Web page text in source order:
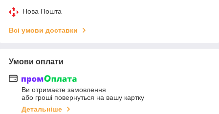
Нова Пошта
Всі умови доставки
Умови оплати
Ви отримаєте замовлення
або гроші повернуться на вашу картку
Детальніше